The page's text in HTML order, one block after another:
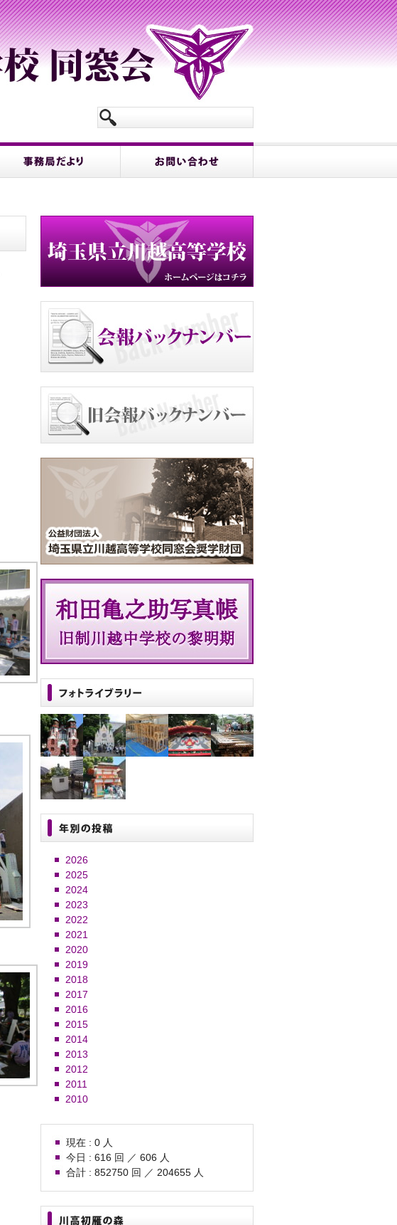
2026
2025
2024
2023
2022
2021
2020
2019
2018
2017
2016
2015
2014
2013
2012
2011
2010
現在 : 0 人
今日 : 616 回 ／ 606 人
合計 : 852750 回 ／ 204655 人